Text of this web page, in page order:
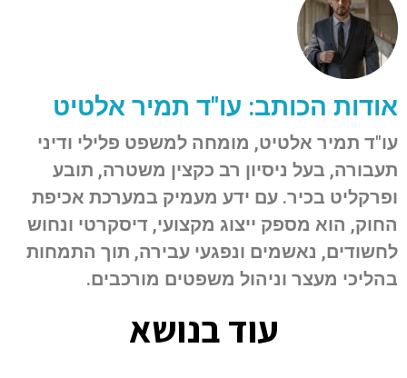
אודות הכותב: עו"ד תמיר אלטיט
עו"ד תמיר אלטיט, מומחה למשפט פלילי ודיני
תעבורה, בעל ניסיון רב כקצין משטרה, תובע
ופרקליט בכיר. עם ידע מעמיק במערכת אכיפת
החוק, הוא מספק ייצוג מקצועי, דיסקרטי ונחוש
לחשודים, נאשמים ונפגעי עבירה, תוך התמחות
בהליכי מעצר וניהול משפטים מורכבים.
עוד בנושא